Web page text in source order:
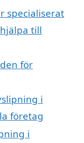
specialiserat
till
för
i
företag
i